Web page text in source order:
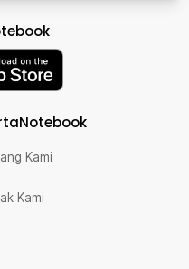
Kami
Kami